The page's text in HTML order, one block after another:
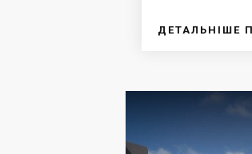
ДЕТАЛЬНІШЕ